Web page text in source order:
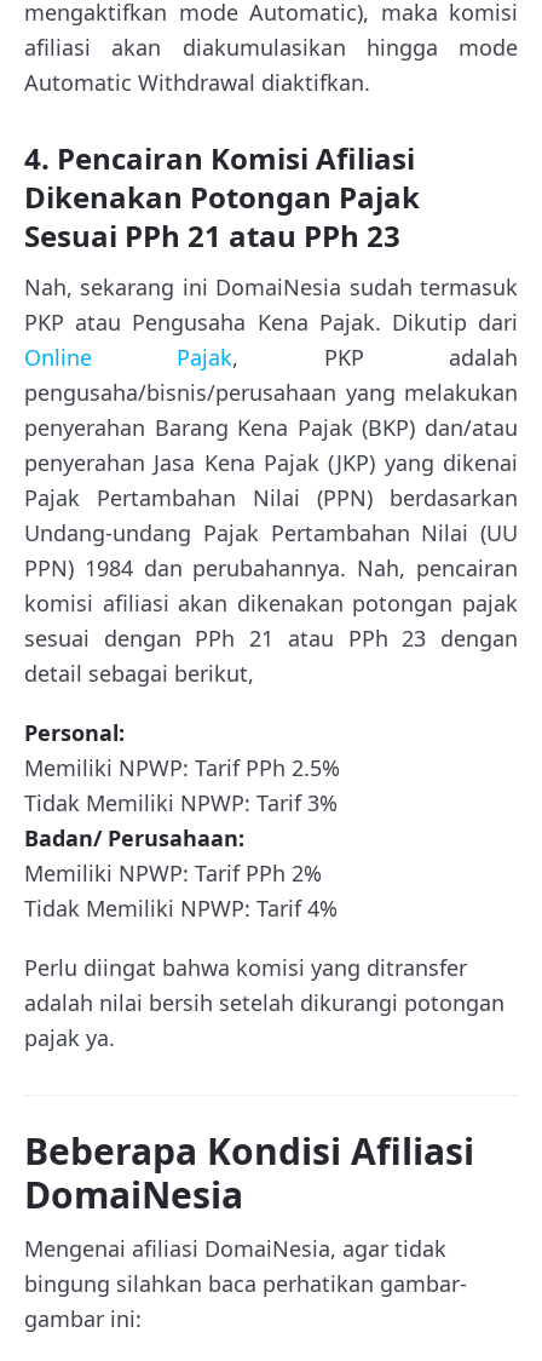
mengaktifkan mode Automatic), maka komisi
afiliasi akan diakumulasikan hingga mode
Automatic Withdrawal diaktifkan.
4. Pencairan Komisi Afiliasi
Dikenakan Potongan Pajak
Sesuai PPh 21 atau PPh 23
Nah, sekarang ini DomaiNesia sudah termasuk
PKP atau Pengusaha Kena Pajak. Dikutip dari
Online Pajak, PKP adalah
pengusaha/bisnis/perusahaan yang melakukan
penyerahan Barang Kena Pajak (BKP) dan/atau
penyerahan Jasa Kena Pajak (JKP) yang dikenai
Pajak Pertambahan Nilai (PPN) berdasarkan
Undang-undang Pajak Pertambahan Nilai (UU
PPN) 1984 dan perubahannya. Nah, pencairan
komisi afiliasi akan dikenakan potongan pajak
sesuai dengan PPh 21 atau PPh 23 dengan
detail sebagai berikut,
Personal:
Memiliki NPWP: Tarif PPh 2.5%
Tidak Memiliki NPWP: Tarif 3%
Badan/ Perusahaan:
Memiliki NPWP: Tarif PPh 2%
Tidak Memiliki NPWP: Tarif 4%
Perlu diingat bahwa komisi yang ditransfer
adalah nilai bersih setelah dikurangi potongan
pajak ya.
Beberapa Kondisi Afiliasi
DomaiNesia
Mengenai afiliasi DomaiNesia, agar tidak
bingung silahkan baca perhatikan gambar-
gambar ini: